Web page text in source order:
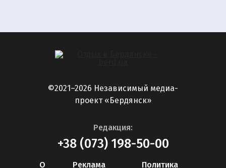
©2021–2026 Независимый медиа-
проект «Бердянск»
Редакция:
+38 (073) 198-50-00
О Реклама Политика